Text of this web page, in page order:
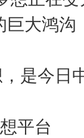
巨大鸿沟
是今
平台